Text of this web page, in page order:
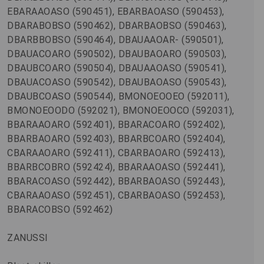
EBARAAOASO (590451), EBARBAOASO (590453),
DBARABOBSO (590462), DBARBAOBSO (590463),
DBARBBOBSO (590464), DBAUAAOAR- (590501),
DBAUACOARO (590502), DBAUBAOARO (590503),
DBAUBCOARO (590504), DBAUAAOASO (590541),
DBAUACOASO (590542), DBAUBAOASO (590543),
DBAUBCOASO (590544), BMONOEOOEO (592011),
BMONOEOODO (592021), BMONOEOOCO (592031),
BBARAAOARO (592401), BBARACOARO (592402),
BBARBAOARO (592403), BBARBCOARO (592404),
CBARAAOARO (592411), CBARBAOARO (592413),
BBARBCOBRO (592424), BBARAAOASO (592441),
BBARACOASO (592442), BBARBAOASO (592443),
CBARAAOASO (592451), CBARBAOASO (592453),
BBARACOBSO (592462)
ZANUSSI